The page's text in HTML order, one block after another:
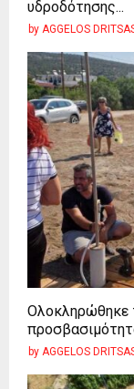
υδροδότησης...
by AGGELOS
Ολοκληρώθηκε
by AGGELOS